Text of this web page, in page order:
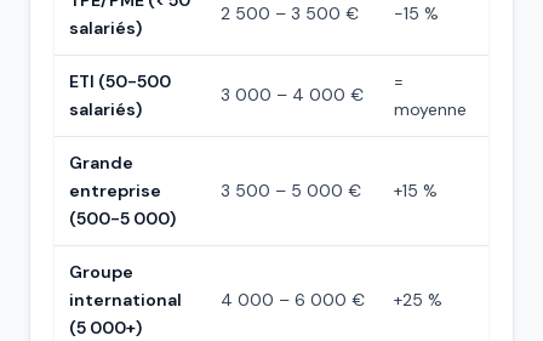
salariés)
2 500 – 3 500 € -15 %
ETI (50-500
salariés)
3 000 – 4 000 €
=
moyenne
Grande
entreprise
(500-5 000)
3 500 – 5 000 € +15 %
Groupe
international
(5 000+)
4 000 – 6 000 € +25 %